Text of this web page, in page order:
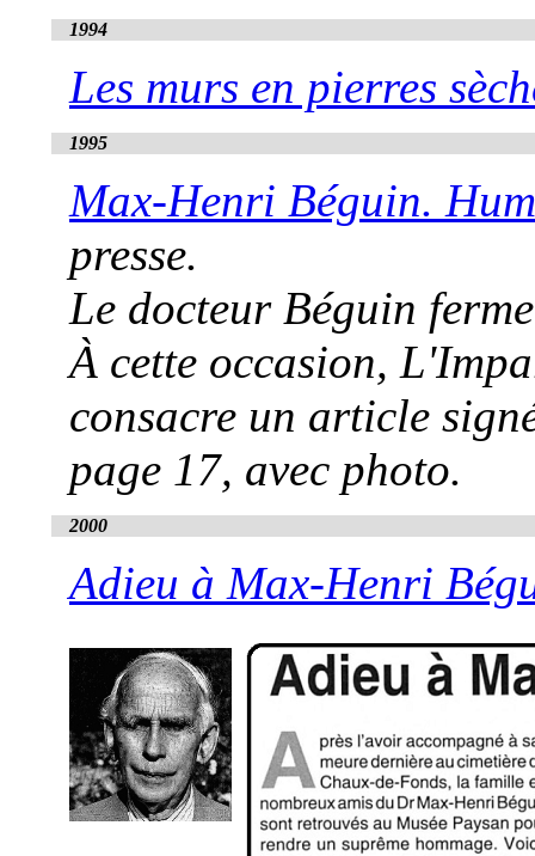
1994
Les murs en pierres
1995
Max-Henri Béguin.
presse.
Le docteur Béguin
À cette occasion,
consacre un article
page 17, avec photo.
2000
Adieu à Max-Henri